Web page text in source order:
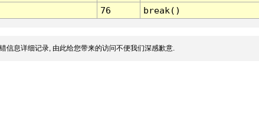
76 break()
信息详细记录, 由此给您带来的访问不便我们深感歉意.